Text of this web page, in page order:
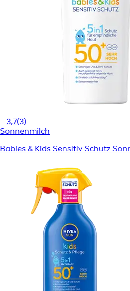
3,7(3)
Sonnenmilch
Babies & Kids Sensitiv Schutz